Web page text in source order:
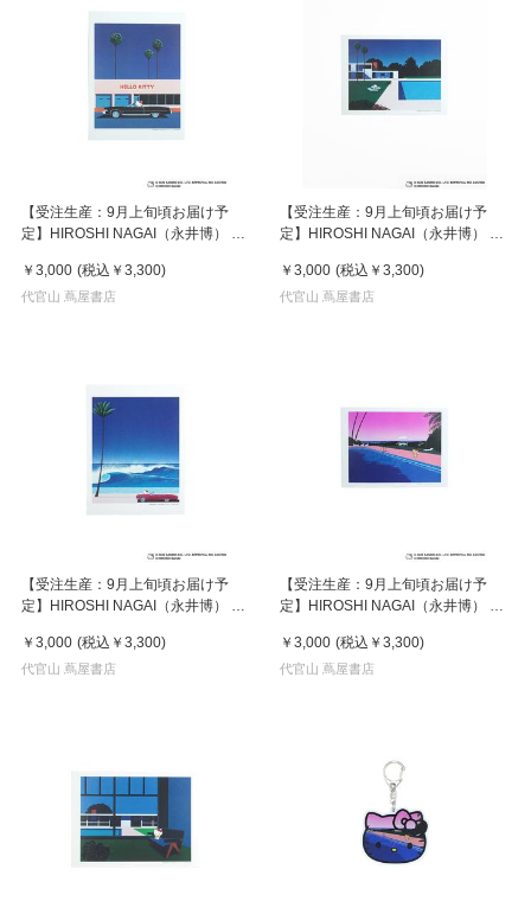
【受注生産：9月上旬頃お届け予
定】HIROSHI NAGAI（永井博） ×
スター / KTHN-PT Untitled 1
￥3,000 (税込 ￥3,300)
代官山 蔦屋書店
【受注生産：9月上旬頃お届け予
定】HIROSHI NAGAI（永井博） ×
スター / KTHN-PT Untitled 3
￥3,000 (税込 ￥3,300)
代官山 蔦屋書店
【受注生産：9月上旬頃お届け予
定】HIROSHI NAGAI（永井博） ×
スター / KTHN-PT Untitled 2
￥3,000 (税込 ￥3,300)
代官山 蔦屋書店
【受注生産：9月上旬頃お届け予
定】HIROSHI NAGAI（永井博） ×
スター / KTHN-PT Untitled 5
￥3,000 (税込 ￥3,300)
代官山 蔦屋書店